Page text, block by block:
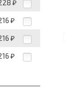
₽
₽
₽
₽